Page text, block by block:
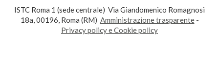
ISTC Roma 1 (sede centrale) Via Giandomenico Romagnosi
18a, 00196, Roma (RM) Amministrazione trasparente-
Privacy policy e Cookie policy